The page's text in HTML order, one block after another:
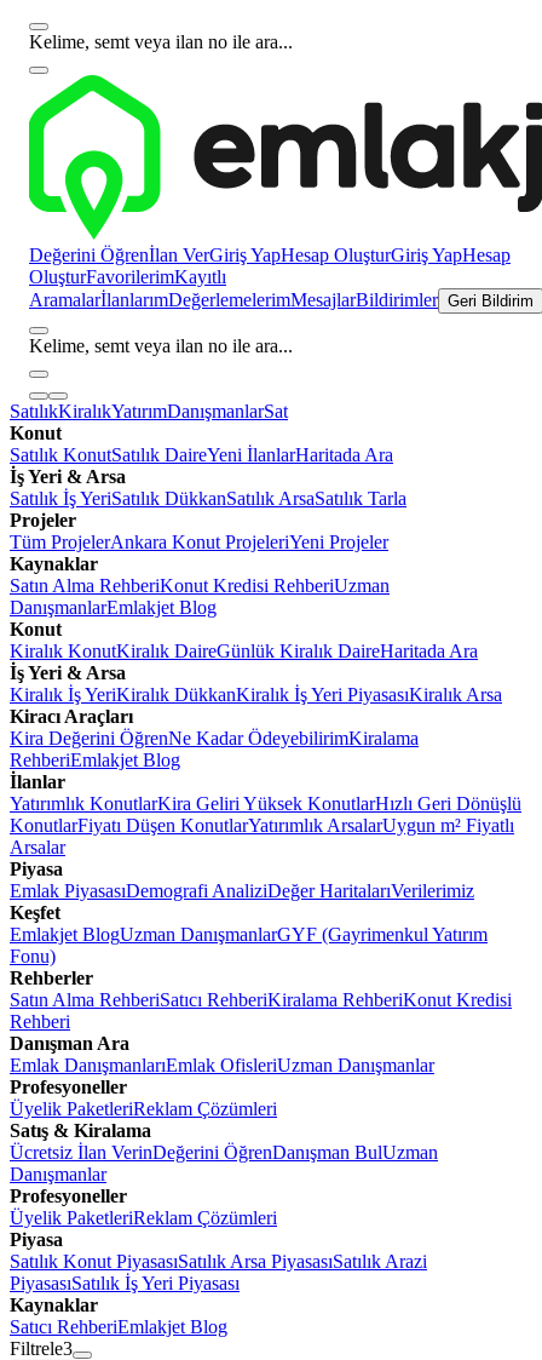
Kelime, semt veya ilan no ile ara...
Değerini Öğrenİlan VerGiriş YapHesap OluşturGiriş YapHesap
OluşturFavorilerimKayıtlı
AramalarİlanlarımDeğerlemelerimMesajlarBildirimler Geri Bildirim
Kelime, semt veya ilan no ile ara...
SatılıkKiralıkYatırımDanışmanlarSat
Konut
Satılık KonutSatılık DaireYeni İlanlarHaritada Ara
İş Yeri & Arsa
Satılık İş YeriSatılık DükkanSatılık ArsaSatılık Tarla
Projeler
Tüm ProjelerAnkara Konut ProjeleriYeni Projeler
Kaynaklar
Satın Alma RehberiKonut Kredisi RehberiUzman
DanışmanlarEmlakjet Blog
Konut
Kiralık KonutKiralık DaireGünlük Kiralık DaireHaritada Ara
İş Yeri & Arsa
Kiralık İş YeriKiralık DükkanKiralık İş Yeri PiyasasıKiralık Arsa
Kiracı Araçları
Kira Değerini ÖğrenNe Kadar ÖdeyebilirimKiralama
RehberiEmlakjet Blog
İlanlar
Yatırımlık KonutlarKira Geliri Yüksek KonutlarHızlı Geri Dönüşlü
KonutlarFiyatı Düşen KonutlarYatırımlık ArsalarUygun m² Fiyatlı
Arsalar
Piyasa
Emlak PiyasasıDemografi AnaliziDeğer HaritalarıVerilerimiz
Keşfet
Emlakjet BlogUzman DanışmanlarGYF (Gayrimenkul Yatırım
Fonu)
Rehberler
Satın Alma RehberiSatıcı RehberiKiralama RehberiKonut Kredisi
Rehberi
Danışman Ara
Emlak DanışmanlarıEmlak OfisleriUzman Danışmanlar
Profesyoneller
Üyelik PaketleriReklam Çözümleri
Satış & Kiralama
Ücretsiz İlan VerinDeğerini ÖğrenDanışman BulUzman
Danışmanlar
Profesyoneller
Üyelik PaketleriReklam Çözümleri
Piyasa
Satılık Konut PiyasasıSatılık Arsa PiyasasıSatılık Arazi
PiyasasıSatılık İş Yeri Piyasası
Kaynaklar
Satıcı RehberiEmlakjet Blog
Filtrele3